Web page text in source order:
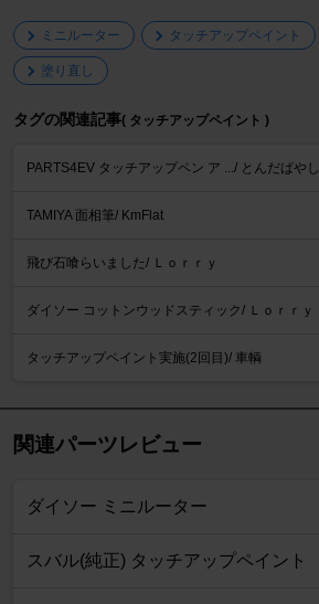
ミニルーター タッチアップペイント
塗り直し
タグの関連記事( タッチアップペイント )
PARTS4EV タッチアップペン ア .../ とんだばやし
TAMIYA 面相筆/ KmFlat
飛び石喰らいました/ Ｌｏｒｒｙ
ダイソー コットンウッドスティック/ Ｌｏｒｒｙ
タッチアップペイント実施(2回目)/ 車輌
関連パーツレビュー
ダイソー ミニルーター
スバル(純正) タッチアップペイント